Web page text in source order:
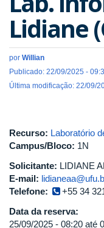
Lidiane
por Willian
Publicado: 22/09/2025 -
Última modificação: 22/09/
Recurso: Laboratório
Campus/Bloco: 1N
Solicitante: LIDIANE
E-mail:
Telefone:
+55 34
Data da reserva:
25/09/2025 - 08:20 até